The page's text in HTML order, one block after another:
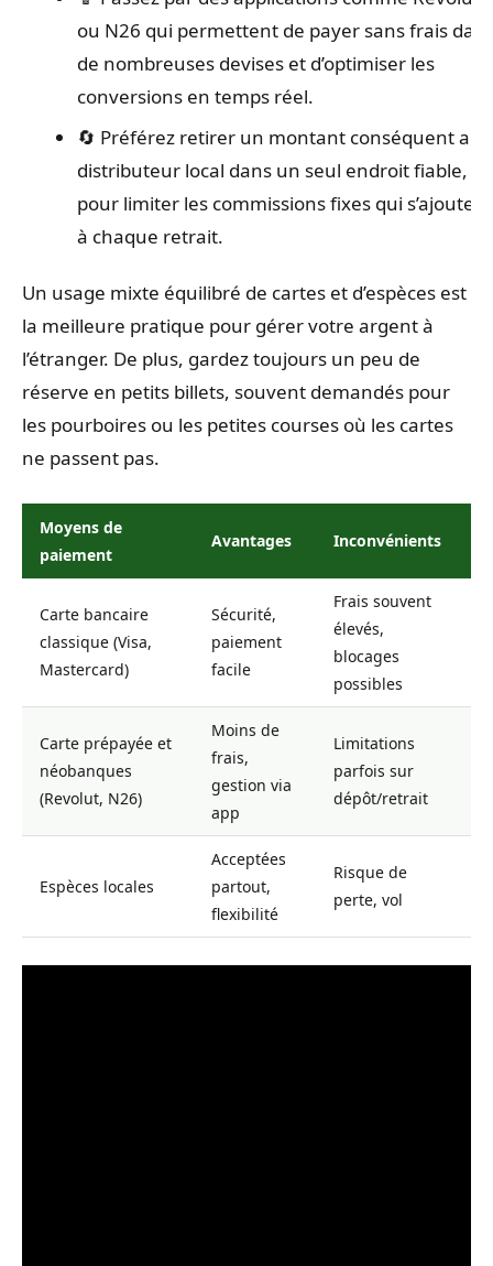
ou N26 qui permettent de payer sans frais
de nombreuses devises et d’optimiser les
conversions en temps réel.
🔄 Préférez retirer un montant conséquent au
distributeur local dans un seul endroit fiable,
pour limiter les commissions fixes qui s’ajoutent
à chaque retrait.
Un usage mixte équilibré de cartes et d’espèces est
la meilleure pratique pour gérer votre argent à
l’étranger. De plus, gardez toujours un peu de
réserve en petits billets, souvent demandés pour
les pourboires ou les petites courses où les cartes
ne passent pas.
Moyens de
paiement
Avantages Inconvénients
Carte bancaire
classique (Visa,
Mastercard)
Sécurité,
paiement
facile
Frais souvent
élevés,
blocages
possibles
Carte prépayée et
néobanques
(Revolut, N26)
Moins de
frais,
gestion via
app
Limitations
parfois sur
dépôt/retrait
Espèces locales
Acceptées
partout,
flexibilité
Risque de
perte, vol